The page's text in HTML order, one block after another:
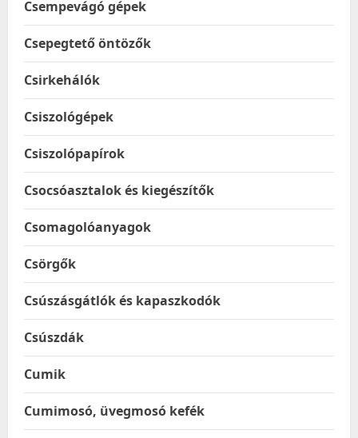
Csempevágó gépek
Csepegtető öntözők
Csirkehálók
Csiszológépek
Csiszolópapírok
Csocsóasztalok és kiegészítők
Csomagolóanyagok
Csörgők
Csúszásgátlók és kapaszkodók
Csúszdák
Cumik
Cumimosó, üvegmosó kefék